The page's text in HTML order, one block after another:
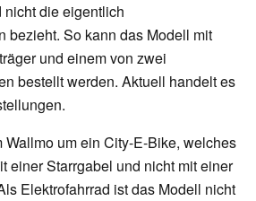
die eigentlich
bezieht. So kann das Modell mit
und einem von zwei
bestellt werden. Aktuell handelt es
Wallmo um ein City-E-Bike, welches
einer Starrgabel und nicht mit einer
Elektrofahrrad ist das Modell nicht